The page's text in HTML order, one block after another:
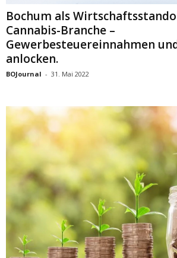
Bochum als
Cannabis-Branche –
Gewerbesteuereinnahmen
anlocken.
BOJournal - 31. Mai 2022